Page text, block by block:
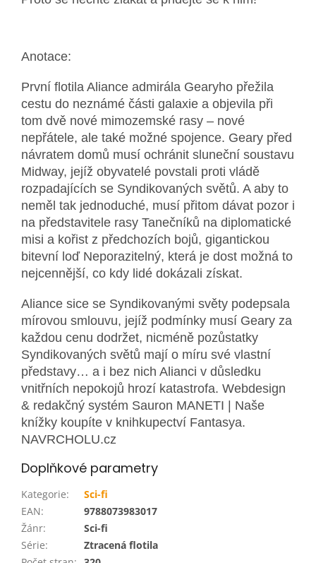
Anotace:
První flotila Aliance admirála Gearyho přežila
cestu do neznámé části galaxie a objevila při
tom dvě nové mimozemské rasy – nové
nepřátele, ale také možné spojence. Geary před
návratem domů musí ochránit sluneční soustavu
Midway, jejíž obyvatelé povstali proti vládě
rozpadajících se Syndikovaných světů. A aby to
neměl tak jednoduché, musí přitom dávat pozor i
na představitele rasy Tanečníků na diplomatické
misi a kořist z předchozích bojů, gigantickou
bitevní loď Neporazitelný, která je dost možná to
nejcennější, co kdy lidé dokázali získat.
Aliance sice se Syndikovanými světy podepsala
mírovou smlouvu, jejíž podmínky musí Geary za
každou cenu dodržet, nicméně pozůstatky
Syndikovaných světů mají o míru své vlastní
představy… a i bez nich Alianci v důsledku
vnitřních nepokojů hrozí katastrofa. Webdesign
& redakčný systém Sauron MANETI | Naše
knížky koupíte v knihkupectví Fantasya.
NAVRCHOLU.cz
Doplňkové parametry
Kategorie:
Sci-fi
EAN:
9788073983017
Žánr:
Sci-fi
Série:
Ztracená flotila